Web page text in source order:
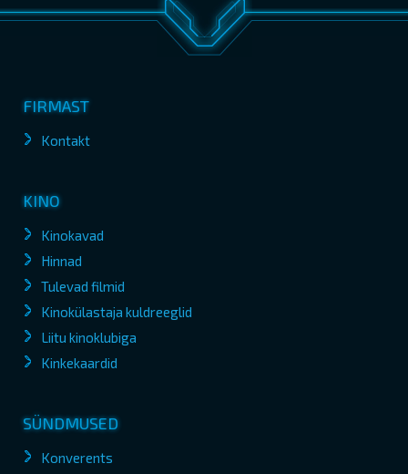
FIRMAST
Kontakt
KINO
Kinokavad
Hinnad
Tulevad filmid
Kinokülastaja kuldreeglid
Liitu kinoklubiga
Kinkekaardid
SÜNDMUSED
Konverents